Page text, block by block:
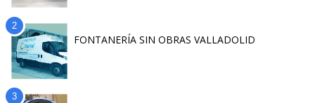
FONTANERÍA SIN OBRAS VALLADOLID